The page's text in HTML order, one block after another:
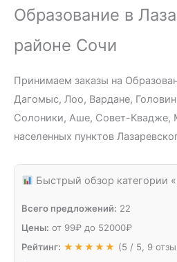
Образование в
районе Сочи
Принимаем заказы на
Дагомыс, Лоо, Вардане,
Солоники, Аше, Совет-Квадже,
населенных пунктов
Быстрый обзор категории
Всего предложений: 22
Цены: от 99₽ до 52000₽
Рейтинг: ★★★★★ (5 / 5, 9